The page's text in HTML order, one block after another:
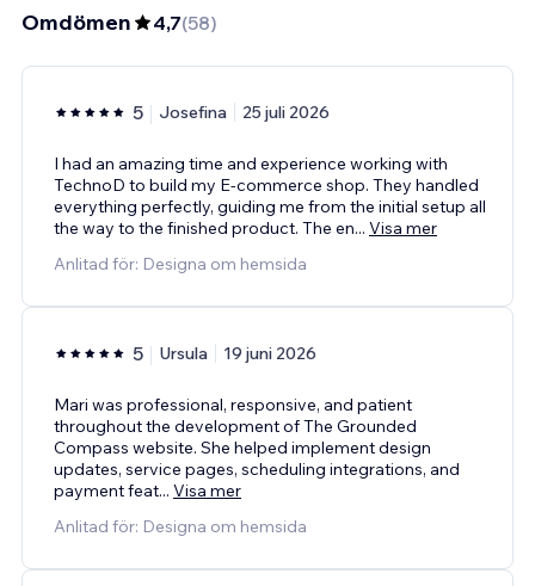
Omdömen 4,7(58)
5 Josefina 25 juli 2026
I had an amazing time and experience working with
TechnoD to build my E-commerce shop. They handled
everything perfectly, guiding me from the initial setup all
the way to the finished product. The en... Visa mer
Anlitad för: Designa om hemsida
5 Ursula 19 juni 2026
Mari was professional, responsive, and patient
throughout the development of The Grounded
Compass website. She helped implement design
updates, service pages, scheduling integrations, and
payment feat... Visa mer
Anlitad för: Designa om hemsida